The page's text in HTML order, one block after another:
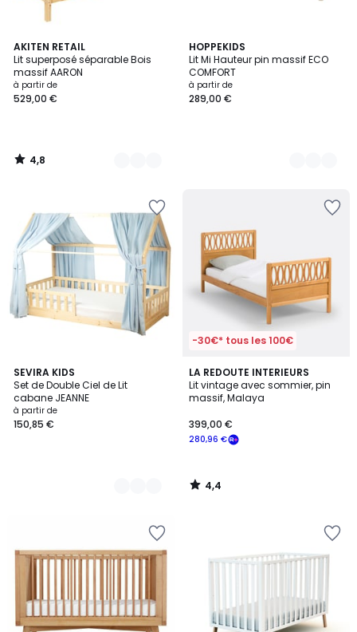
AKITEN RETAIL
Lit superposé séparable Bois
massif AARON
à partir de
529,00 €
4,8
/ 5
3
Couleurs
4,8
/
HOPPEKIDS
Lit Mi Hauteur pin massif ECO
COMFORT
à partir de
289,00 €
4
Couleurs
SEVIRA KIDS
Set de Double Ciel de Lit
cabane JEANNE
à partir de
150,85 €
10
Couleurs
-30€* tous les 100€
LA REDOUTE INTERIEURS
Lit vintage avec sommier, pin
massif, Malaya
280,96 €
399,00 €
4,4
/ 5
4,4
/